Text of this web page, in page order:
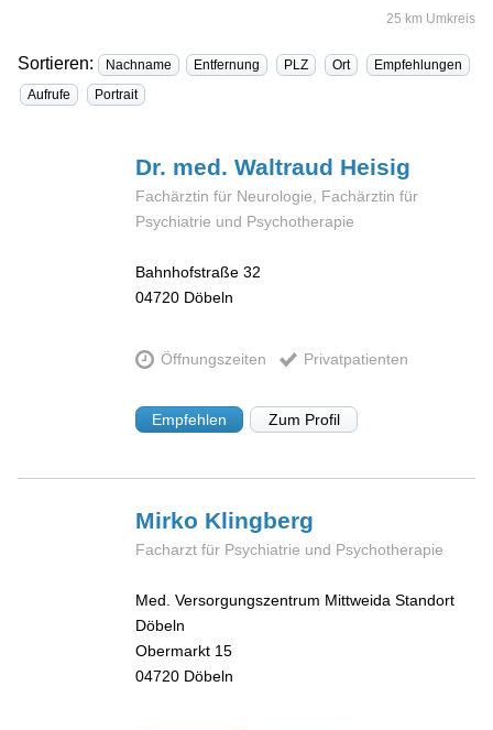
25 km Umkreis
Sortieren: Nachname Entfernung PLZ Ort
Empfehlungen
Aufrufe
Portrait
Dr. med. Waltraud Heisig
Fachärztin für Neurologie, Fachärztin für
Psychiatrie und Psychotherapie
Bahnhofstraße 32
04720 Döbeln
Öffnungszeiten Privatpatienten
Empfehlen Zum Profil
Mirko Klingberg
Facharzt für Psychiatrie und Psychotherapie
Med. Versorgungszentrum Mittweida Standort
Döbeln
Obermarkt 15
04720 Döbeln